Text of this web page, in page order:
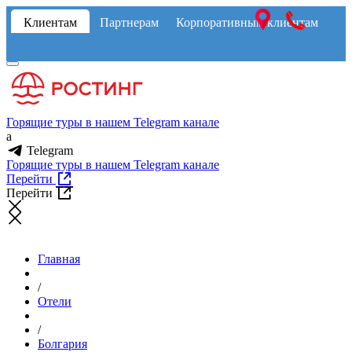
Клиентам Партнерам Корпоративным клиентам
Горящие туры в нашем Telegram канале
a
Telegram
Горящие туры в нашем Telegram канале
Перейти
Перейти
Главная
/
Отели
/
Болгария